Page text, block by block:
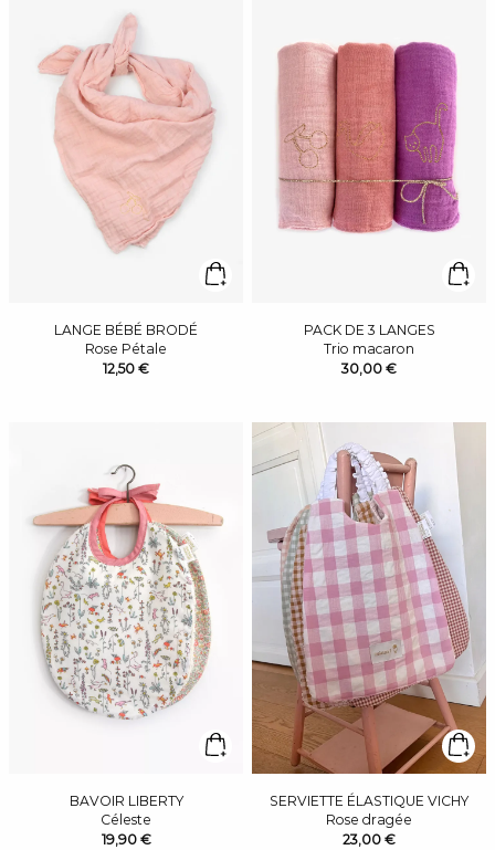
LANGE BÉBÉ BRODÉ
Rose Pétale
12,50 €
PACK DE 3 LANGES
Trio macaron
30,00 €
BAVOIR LIBERTY
Céleste
19,90 €
SERVIETTE ÉLASTIQUE VICHY
Rose dragée
23,00 €